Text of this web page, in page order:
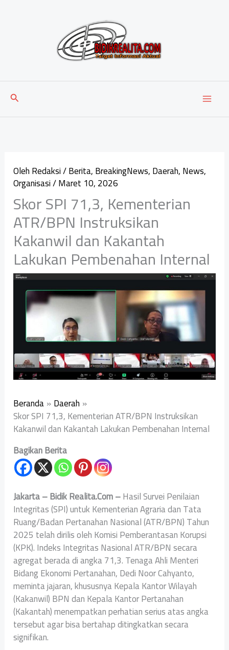
Cari
OlehRedaksi/Berita,BreakingNews,Daerah,News,
Organisasi/Maret 10, 2026
Skor SPI 71,3, Kementerian
ATR/BPN Instruksikan
Kakanwil dan Kakantah
Lakukan Pembenahan Internal
Beranda Daerah
Skor SPI 71,3, Kementerian ATR/BPN Instruksikan
Kakanwil dan Kakantah Lakukan Pembenahan Internal
Bagikan Berita
Jakarta – Bidik Realita.Com –Hasil Survei Penilaian
Integritas (SPI) untuk Kementerian Agraria dan Tata
Ruang/Badan Pertanahan Nasional (ATR/BPN) Tahun
2025 telah dirilis oleh Komisi Pemberantasan Korupsi
(KPK). Indeks Integritas Nasional ATR/BPN secara
agregat berada di angka 71,3. Tenaga Ahli Menteri
Bidang Ekonomi Pertanahan, Dedi Noor Cahyanto,
meminta jajaran, khususnya Kepala Kantor Wilayah
(Kakanwil) BPN dan Kepala Kantor Pertanahan
(Kakantah) menempatkan perhatian serius atas angka
tersebut agar bisa bertahap ditingkatkan secara
signifikan.